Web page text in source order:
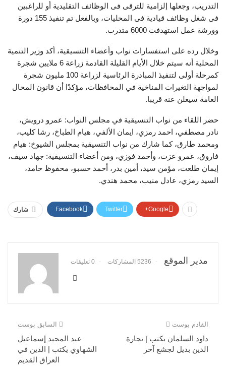
التدريب، وجعلها إلزامية للترقى فى الوظائف التقليدية أو للراغبين
فى شغل وظائف قيادية فى المحليات، وبالفعل تم تنفيذ 155 دورة
وورشة عمل استهدفت 6000 متدرب.
وخلال رده على استفسارات نواب وأعضاء التنسيقية، أكد وزير التنمية
المحلية أنه سيتم خلال الأيام القليلة القادمة زراعة 6 ملايين شجرة
كمرحلة أولى لتنفيذ المبادرة الرئاسية لزراعة 100 مليون شجرة
لمواجهة التغيرات المناخية في المحافظات، مؤكدًا أن قانون المحال
العامة سيعلن عنه قريبا.
حضر اللقاء من نواب التنسيقية في مجلس النواب: عمرو درويش،
نادر مصطفي، احمد رمزي، ايمان الألفي، هيام الطباخ، رشا كليب،
ومحمد طارق، كما شارك من نواب التنسيقية بمجلس الشيوخ: هيام
فاروق، عمرو عزت، وأحمد فوزي، ومن أعضاء التنسيقية: جهاد سيف،
إيمان طلعت، مؤمن سيد، أمين بدر، أحمد حسبو، محفوظ حامد،
السيد رمزي، عادل منيب، محمد هندي.
شارك Facebook Twitter Google+
مدير الموقع 5236 المشاركات 0 تعليقات
السابق بوست
عبد المجيد إسماعيل
الشهاوي يكتب | الدين في
العراق القديم
القادم بوست
داود السلمان يكتب | تجارة
الدين بديل لجشع آخر